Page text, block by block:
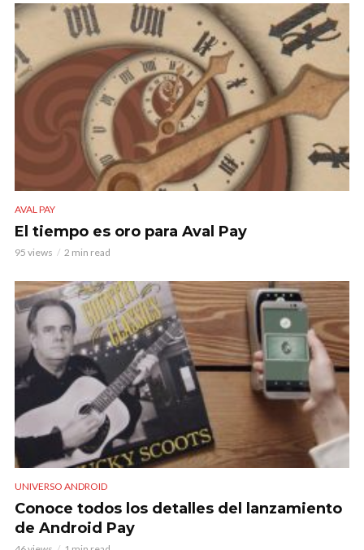
AVAL PAY
El tiempo es oro para Aval Pay
95 views 2 min read
UNIVERSO ANDROID
Conoce todos los detalles del lanzamiento
de Android Pay